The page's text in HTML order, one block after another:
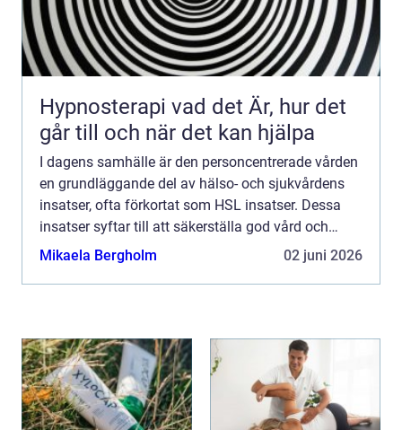
Hypnosterapi vad det Är, hur det
går till och när det kan hjälpa
I dagens samhälle är den personcentrerade vården
en grundläggande del av hälso- och sjukvårdens
insatser, ofta förkortat som HSL insatser. Dessa
insatser syftar till att säkerställa god vård och
om...
Mikaela Bergholm 02 juni 2026